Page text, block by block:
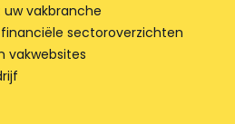
vakbranche
sectoroverzichten
vakwebsites